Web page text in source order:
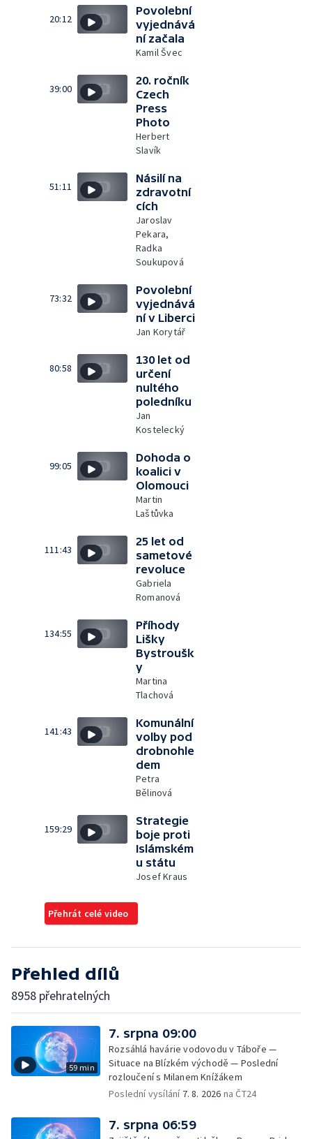
20:12
Povolební
vyjednává
ní začala
Kamil Švec
39:00
20. ročník
Czech
Press
Photo
Herbert
Slavík
51:11
Násilí na
zdravotní
cích
Jaroslav
Pekara,
Radka
Soukupová
73:32
Povolební
vyjednává
ní v Liberci
Jan Korytář
80:58
130 let od
určení
nultého
poledníku
Jan
Kostelecký
99:05
Dohoda o
koalici v
Olomouci
Martin
Laštůvka
111:43
25 let od
sametové
revoluce
Gabriela
Romanová
134:55
Příhody
Lišky
Bystroušk
y
Martina
Tlachová
141:43
Komunální
volby pod
drobnohle
dem
Petra
Bělinová
159:29
Strategie
boje proti
Islámském
u státu
Josef Kraus
Přehrát celé video
Přehled dílů
8958 přehratelných
59 min
7. srpna 09:00
Rozsáhlá havárie vodovodu v Táboře —
Situace na Blízkém východě — Poslední
rozloučení s Milanem Knížákem
Poslední vysílání 7. 8. 2026 na ČT24
7. srpna 06:59